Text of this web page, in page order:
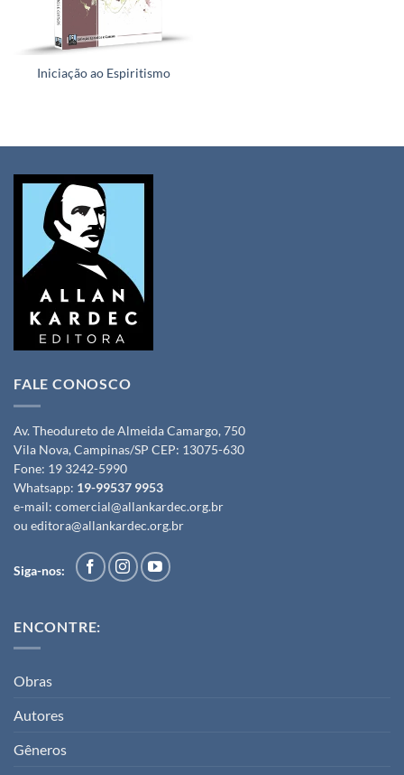
Iniciação ao Espiritismo
FALE CONOSCO
Av. Theodureto de Almeida Camargo, 750
Vila Nova, Campinas/SP CEP: 13075-630
Fone: 19 3242-5990
Whatsapp: 19-99537 9953
e-mail: comercial@allankardec.org.br
ou editora@allankardec.org.br
Siga-nos:
ENCONTRE:
Obras
Autores
Gêneros